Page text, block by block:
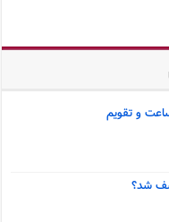
و تقویم
شد؟